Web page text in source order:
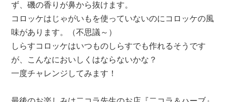
ず、磯の香りが鼻から抜けます。
コロッケはじゃがいもを使っていないのにコロッケの風
味があります。（不思議～）
しらすコロッケはいつものしらすでも作れるそうです
が、こんなにおいしくはならないかな？
一度チャレンジしてみます！